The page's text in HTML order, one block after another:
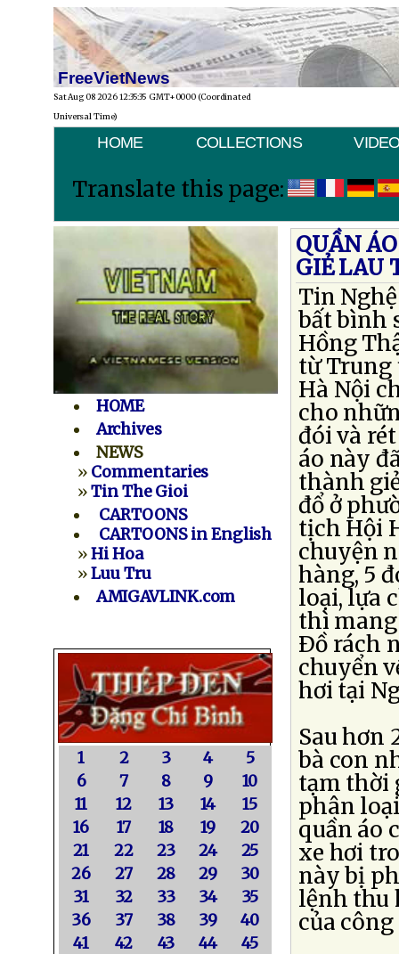
FreeVietNews
Sat Aug 08 2026 12:35:35 GMT+0000 (Coordinated
Universal Time)
HOME COLLECTIONS
Translate this page:
HOME
Archives
NEWS
» Commentaries
»Tin The Gioi
CARTOONS
CARTOONS in English
»Hi Hoa
»Luu Tru
AMIGAVLINK.com
1 2 3 4
5
6
7 8 9
10
11
12 13 14
15
16
17 18 19
20
21
22 23 24
25
26
27 28 29
30
31
32 33 34
35
36
37 38 39
40
41
42 43 44
45
QUẦN
GIẺ LAU
Tin
bất bình
Hồng
từ Trung
Hà Nội
cho
đói và
áo này
thành
đổ ở
tịch Hội
chuyện
hàng, 5
loại, lựa
thì mang
Ðồ rách
chuyển
hơi tại
Sau hơn
bà con
tạm thời
phân
quần áo
xe hơi
này bị
lệnh thu
của